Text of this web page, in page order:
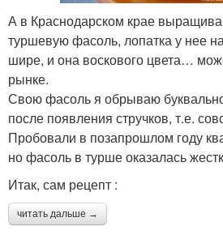
А в Краснодарском крае
туршевую фасоль, лопатка у нее
шире, и она воскового цвета…
рынке.
Свою фасоль я обрываю
после появления стручков, т.е.
Пробовали в позапрошлом году
но фасоль в турше оказалась
Итак, сам рецепт :
читать дальше →